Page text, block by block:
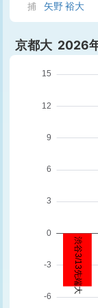
捕 矢野 裕大
京都大 2026